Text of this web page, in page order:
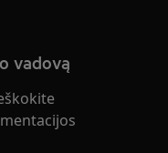
vadovą